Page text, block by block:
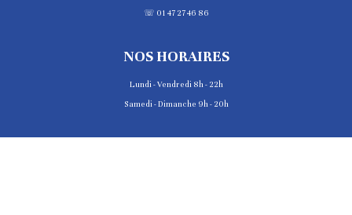
☏ 01 47 27 46 86
NOS HORAIRES
Lundi - Vendredi 8h - 22h
Samedi - Dimanche 9h - 20h